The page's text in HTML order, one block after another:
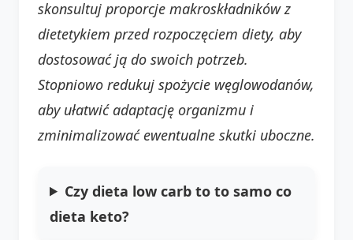
skonsultuj proporcje makroskładników z
dietetykiem przed rozpoczęciem diety, aby
dostosować ją do swoich potrzeb.
Stopniowo redukuj spożycie węglowodanów,
aby ułatwić adaptację organizmu i
zminimalizować ewentualne skutki uboczne.
Czy dieta low carb to to samo co
dieta keto?